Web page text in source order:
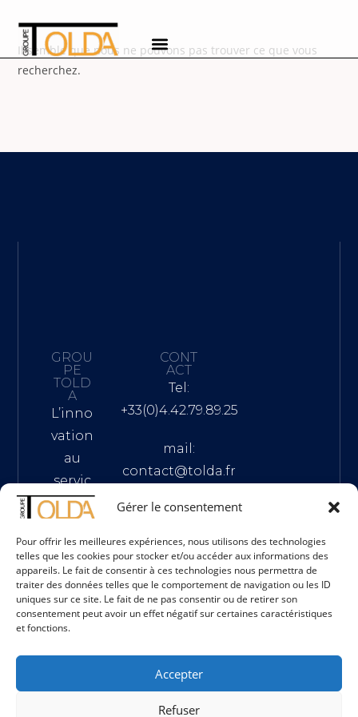
Gérer le consentement
Pour offrir les meilleures expériences, nous utilisons des technologies
telles que les cookies pour stocker et/ou accéder aux informations des
appareils. Le fait de consentir à ces technologies nous permettra de
traiter des données telles que le comportement de navigation ou les ID
uniques sur ce site. Le fait de ne pas consentir ou de retirer son
consentement peut avoir un effet négatif sur certaines caractéristiques
et fonctions.
Accepter
Refuser
Il semble que nous ne pouvons pas trouver ce que vous
recherchez.
GROU
PE
TOLD
A
L’inno
vation
au
servic
e du
rt sur
mesur
e
CONT
ACT
Tel:
+33(0)4.42.79.89.25
mail:
contact@tolda.fr
Addresse
L'Agavon,
synergie
parc bat
24, 13170
pennes
Mirabeau